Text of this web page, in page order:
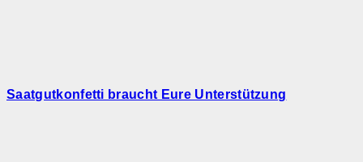
Saatgutkonfetti braucht Eure Unterstützung